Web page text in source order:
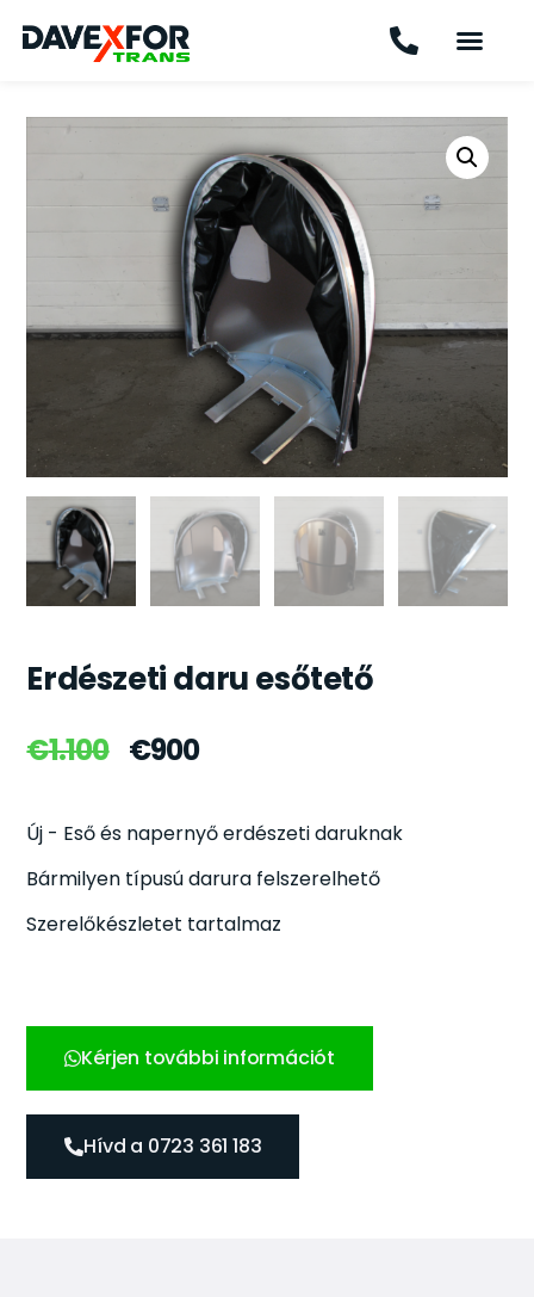
Erdészeti daru esőtető
€1.100 €900
Új - Eső és napernyő erdészeti daruknak
Bármilyen típusú darura felszerelhető
Szerelőkészletet tartalmaz
Kérjen további információt
Hívd a 0723 361 183